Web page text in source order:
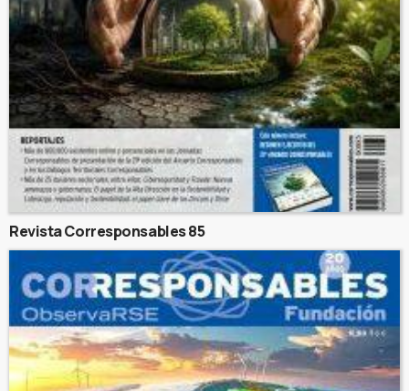
Revista Corresponsables 85